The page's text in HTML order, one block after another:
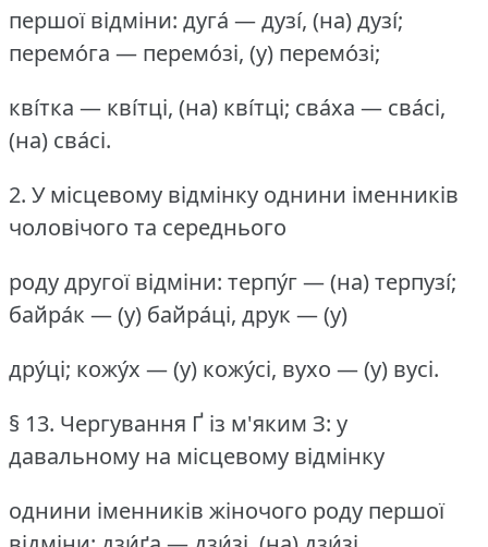
першої відміни: дуга́ — дузі́, (на) дузі́;
перемо́га — перемо́зі, (у) перемо́зі;
кві́тка — кві́тці, (на) кві́тці; сва́ха — сва́сі,
(на) сва́сі.
2. У місцевому відмінку однини іменників
чоловічого та середнього
роду другої відміни: терпу́г — (на) терпузі́;
байра́к — (у) байра́ці, друк — (у)
дру́ці; кожу́х — (у) кожу́сі, вухо — (у) вусі.
§ 13. Чергування Ґ із м'яким З: у
давальному на місцевому відмінку
однини іменників жіночого роду першої